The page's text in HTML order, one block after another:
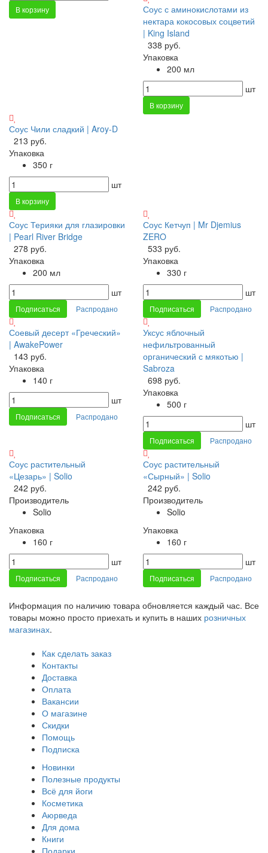
В корзину
Соус с аминокислотами из
нектара кокосовых соцветий
| King Island
338 руб.
Упаковка
200 мл
шт
В корзину
Соус Чили сладкий | Aroy-D
213 руб.
Упаковка
350 г
шт
В корзину
Соус Терияки для глазировки
| Pearl River Bridge
278 руб.
Упаковка
200 мл
шт
Подписаться Распродано
Соус Кетчуп | Mr Djemius
ZERO
533 руб.
Упаковка
330 г
шт
Подписаться Распродано
Соевый десерт «Греческий»
| AwakePower
143 руб.
Упаковка
140 г
шт
Подписаться Распродано
Уксус яблочный
нефильтрованный
органический с мякотью |
Sabroza
698 руб.
Упаковка
500 г
шт
Подписаться Распродано
Соус растительный
«Цезарь» | Solio
242 руб.
Производитель
Solio
Упаковка
160 г
шт
Подписаться Распродано
Соус растительный
«Сырный» | Solio
242 руб.
Производитель
Solio
Упаковка
160 г
шт
Подписаться Распродано
Информация по наличию товара обновляется каждый час. Все
товары можно просто приехать и купить в наших розничных
магазинах.
Как сделать заказ
Контакты
Доставка
Оплата
Вакансии
О магазине
Скидки
Помощь
Подписка
Новинки
Полезные продукты
Всё для йоги
Косметика
Аюрведа
Для дома
Книги